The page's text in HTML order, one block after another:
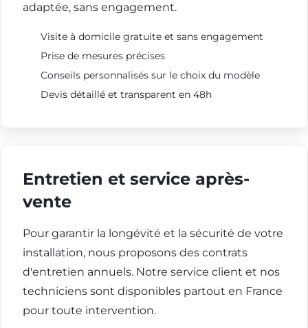
adaptée, sans engagement.
Visite à domicile gratuite et sans engagement
Prise de mesures précises
Conseils personnalisés sur le choix du modèle
Devis détaillé et transparent en 48h
Entretien et service après-
vente
Pour garantir la longévité et la sécurité de votre
installation, nous proposons des contrats
d'entretien annuels. Notre service client et nos
techniciens sont disponibles partout en France
pour toute intervention.